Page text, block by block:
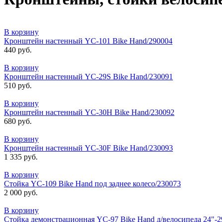
В корзину
Кронштейн настенный YC-101 Bike Hand/290004
440 руб.
В корзину
Кронштейн настенный YC-29S Bike Hand/230091
510 руб.
В корзину
Кронштейн настенный YC-30H Bike Hand/230092
680 руб.
В корзину
Кронштейн настенный YC-30F Bike Hand/230093
1 335 руб.
В корзину
Стойка YC-109 Bike Hand под заднее колесо/230073
2 000 руб.
В корзину
Стойка демонстрационная YC-97 Bike Hand д/велосипеда 24"-